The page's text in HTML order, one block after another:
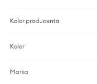
Kolor producenta
Kolor
Marka